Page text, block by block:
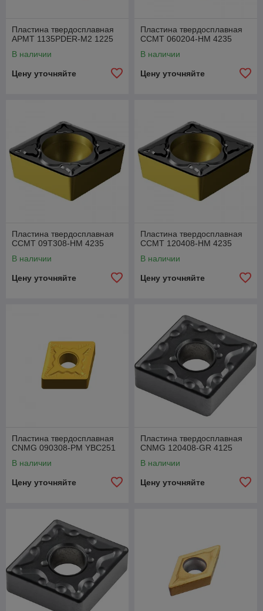
Пластина твердосплавная
APMT 1135PDER-M2 1225
В наличии
Цену уточняйте
Пластина твердосплавная
CCMT 060204-HM 4235
В наличии
Цену уточняйте
Пластина твердосплавная
CCMT 09T308-HM 4235
В наличии
Цену уточняйте
Пластина твердосплавная
CCMT 120408-HM 4235
В наличии
Цену уточняйте
Пластина твердосплавная
CNMG 090308-PM YBC251
В наличии
Цену уточняйте
Пластина твердосплавная
CNMG 120408-GR 4125
В наличии
Цену уточняйте